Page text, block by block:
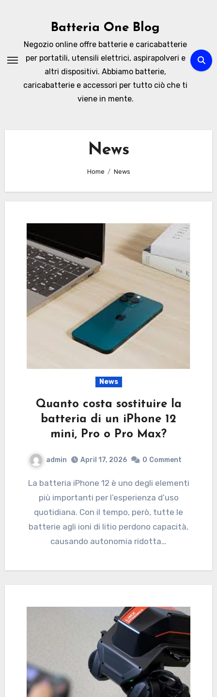
Batteria One Blog
Negozio online offre batterie e caricabatterie
per portatili, utensili elettrici, aspirapolveri e
altri dispositivi. Abbiamo batterie,
caricabatterie e accessori per tutto ciò che ti
viene in mente.
News
Home News
News
Quanto costa sostituire la
batteria di un iPhone 12
mini, Pro o Pro Max?
admin April 17, 2026 0 Comment
La batteria iPhone 12 è uno degli elementi
più importanti per l’esperienza d’uso
quotidiana. Con il tempo, però, tutte le
batterie agli ioni di litio perdono capacità,
causando autonomia ridotta…